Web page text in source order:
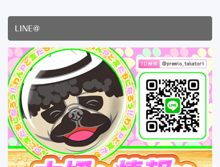
LINE@